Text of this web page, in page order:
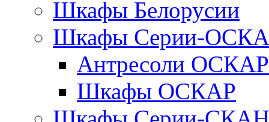
Шкафы Белорусии
Шкафы Серии-
Антресоли ОСКАР
Шкафы ОСКАР